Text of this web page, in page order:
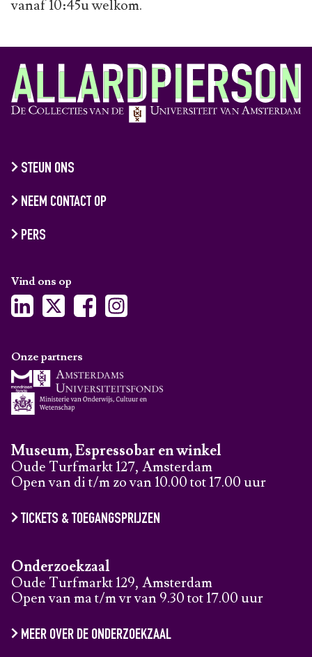
vanaf 10:45u welkom.
STEUN ONS
NEEM CONTACT OP
PERS
Vind ons op
Museum, Espressobar en winkel
Oude Turfmarkt 127, Amsterdam
Open van di t/m zo van 10.00 tot 17.00 uur
TICKETS & TOEGANGSPRIJZEN
Onderzoekzaal
Oude Turfmarkt 129, Amsterdam
Open van ma t/m vr van 9.30 tot 17.00 uur
MEER OVER DE ONDERZOEKZAAL
Onze partners